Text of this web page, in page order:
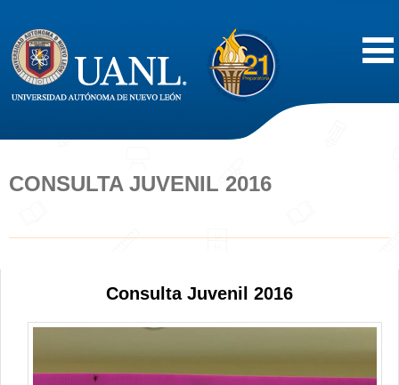
Acerca de
CONSULTA JUVENIL 2016
Consulta Juvenil 2016